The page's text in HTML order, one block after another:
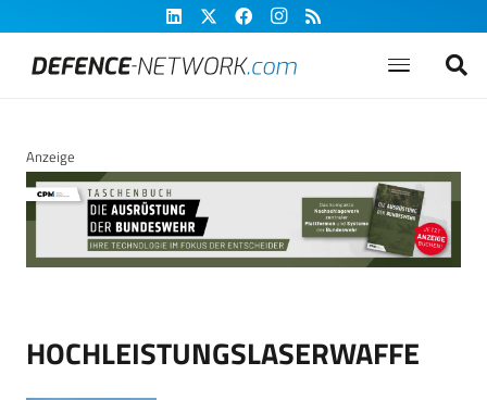
Anzeige
HOCHLEISTUNGSLASERWAFFE